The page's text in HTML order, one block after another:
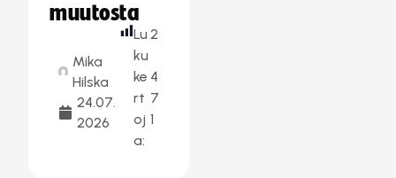
muutosta
Mika
Hilska
24.07.
2026
Lu
ku
ke
rt
oj
a:
2
4
7
1